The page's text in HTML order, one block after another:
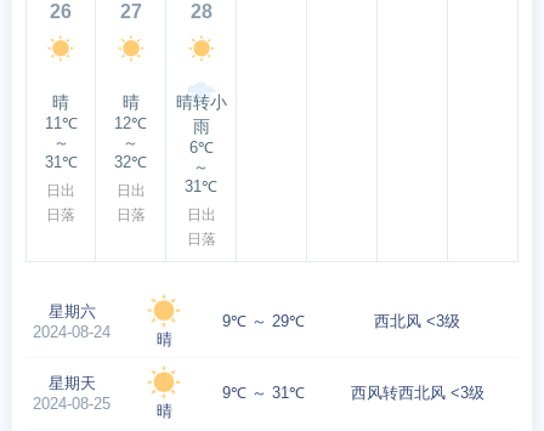
26
晴
11℃
～
31℃
日出
日落
27
晴
12℃
～
32℃
日出
日落
28
晴转小
雨
6℃
～
31℃
日出
日落
星期六
2024-08-24
晴
9℃ ～ 29℃ 西北风 <3级
星期天
2024-08-25
晴
9℃ ～ 31℃ 西风转西北风 <3级